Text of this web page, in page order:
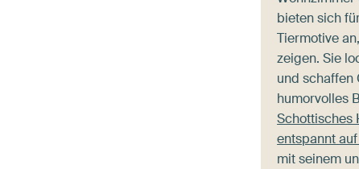
bieten sich
Tiermotive
zeigen. Sie
und schaffen
humorvolles
Schottisches
entspannt
mit seinem